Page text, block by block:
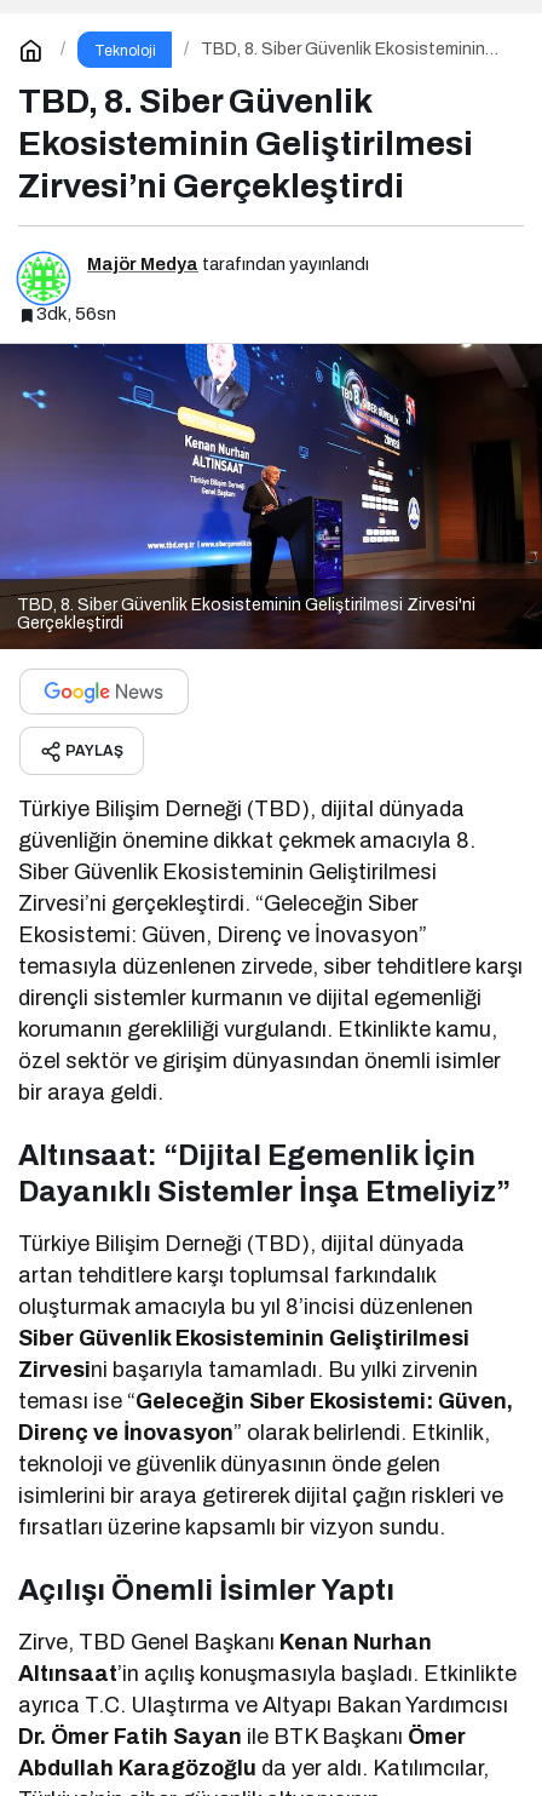
Teknoloji
TBD, 8. Siber Güvenlik Ekosisteminin
TBD, 8. Siber Güvenlik
Ekosisteminin Geliştirilmesi
Zirvesi’ni Gerçekleştirdi
Majör Medya tarafından yayınlandı
3dk, 56sn
TBD, 8. Siber Güvenlik Ekosisteminin Geliştirilmesi Zirvesi'ni
Gerçekleştirdi
PAYLAŞ
Türkiye Bilişim Derneği (TBD), dijital dünyada
güvenliğin önemine dikkat çekmek amacıyla 8.
Siber Güvenlik Ekosisteminin Geliştirilmesi
Zirvesi’ni gerçekleştirdi. “Geleceğin Siber
Ekosistemi: Güven, Direnç ve İnovasyon”
temasıyla düzenlenen zirvede, siber tehditlere karşı
dirençli sistemler kurmanın ve dijital egemenliği
korumanın gerekliliği vurgulandı. Etkinlikte kamu,
özel sektör ve girişim dünyasından önemli isimler
bir araya geldi.
Altınsaat: “Dijital Egemenlik İçin
Dayanıklı Sistemler İnşa Etmeliyiz”
Türkiye Bilişim Derneği (TBD), dijital dünyada
artan tehditlere karşı toplumsal farkındalık
oluşturmak amacıyla bu yıl 8’incisi düzenlenen
Siber Güvenlik Ekosisteminin Geliştirilmesi
Zirvesini başarıyla tamamladı. Bu yılki zirvenin
teması ise “Geleceğin Siber Ekosistemi: Güven,
Direnç ve İnovasyon” olarak belirlendi. Etkinlik,
teknoloji ve güvenlik dünyasının önde gelen
isimlerini bir araya getirerek dijital çağın riskleri ve
fırsatları üzerine kapsamlı bir vizyon sundu.
Açılışı Önemli İsimler Yaptı
Zirve, TBD Genel Başkanı Kenan Nurhan
Altınsaat’in açılış konuşmasıyla başladı. Etkinlikte
ayrıca T.C. Ulaştırma ve Altyapı Bakan Yardımcısı
Dr. Ömer Fatih Sayan ile BTK Başkanı Ömer
Abdullah Karagözoğlu da yer aldı. Katılımcılar,